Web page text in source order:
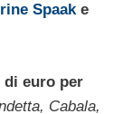
Spaake
euro per
Cabala,